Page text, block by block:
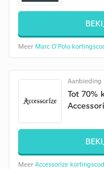
Meer Marc O'Polo
Aanbieding
Tot 70%
Meer Accessorize